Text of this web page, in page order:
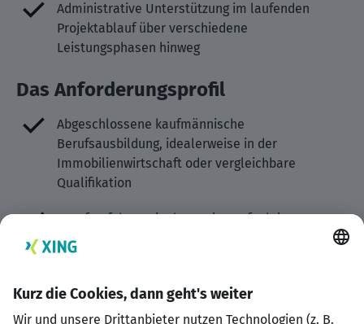
Administrative Unterstützung im laufenden
Projektablauf über verschiedene
Leistungsphasen hinweg
Das Anforderungsprofil
Abgeschlossene kaufmännische
Berufsausbildung, idealerweise in der
Immobilienwirtschaft oder vergleichbare
Qualifikation
Berufserfahrung in der Assistenzfunktion
innerhalb der Immobilienprojektentwicklung, im
Asset Management oder in einem vergleichbaren
Sicherer Umgang mit den gängigen MS-Office-